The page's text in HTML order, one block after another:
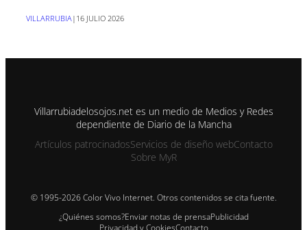
VILLARRUBIA | 16 JULIO 2026
Villarrubiadelosojos.net es un medio de Medios y Redes
dependiente de Diario de la Mancha
Artículos patrocinadosServicios de diseño webContacto
Sobre MyR
© 1995-2026 Color Vivo Internet. Otros contenidos se cita fuente.
¿Quiénes somos?Enviar notas de prensaPublicidad